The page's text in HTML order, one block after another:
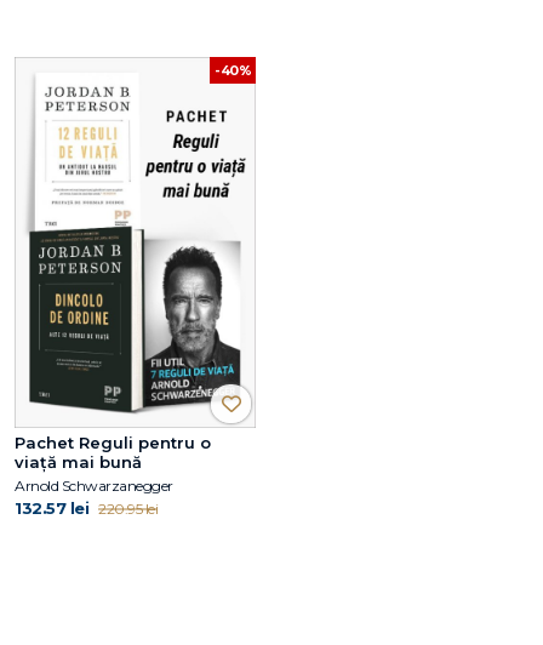
-40%
Pachet Reguli pentru o
viață mai bună
Arnold Schwarzanegger
132.57 lei 220.95 lei